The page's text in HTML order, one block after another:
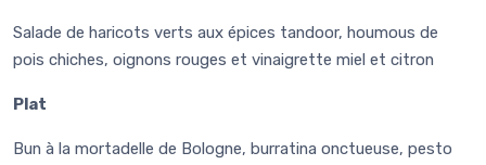
Salade de haricots verts aux épices tandoor, houmous de
pois chiches, oignons rouges et vinaigrette miel et citron
Plat
Bun à la mortadelle de Bologne, burratina onctueuse, pesto